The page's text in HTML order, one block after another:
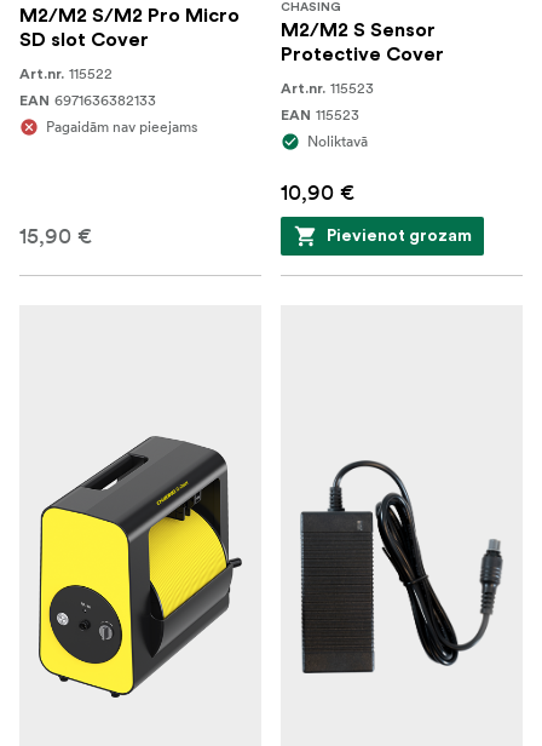
M2/M2 S/M2 Pro Micro
SD slot Cover
Art.nr. 115522
EAN 6971636382133
Pagaidām nav pieejams
15,90 €
CHASING
M2/M2 S Sensor
Protective Cover
Art.nr. 115523
EAN 115523
Noliktavā
10,90 €
Pievienot grozam